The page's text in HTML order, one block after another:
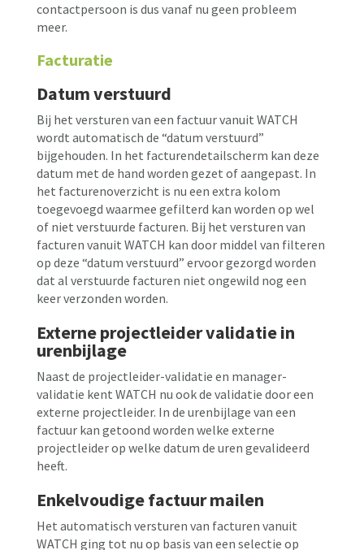
contactpersoon is dus vanaf nu geen probleem
meer.
Facturatie
Datum verstuurd
Bij het versturen van een factuur vanuit WATCH
wordt automatisch de “datum verstuurd”
bijgehouden. In het facturendetailscherm kan deze
datum met de hand worden gezet of aangepast. In
het facturenoverzicht is nu een extra kolom
toegevoegd waarmee gefilterd kan worden op wel
of niet verstuurde facturen. Bij het versturen van
facturen vanuit WATCH kan door middel van filteren
op deze “datum verstuurd” ervoor gezorgd worden
dat al verstuurde facturen niet ongewild nog een
keer verzonden worden.
Externe projectleider validatie in
urenbijlage
Naast de projectleider-validatie en manager-
validatie kent WATCH nu ook de validatie door een
externe projectleider. In de urenbijlage van een
factuur kan getoond worden welke externe
projectleider op welke datum de uren gevalideerd
heeft.
Enkelvoudige factuur mailen
Het automatisch versturen van facturen vanuit
WATCH ging tot nu op basis van een selectie op